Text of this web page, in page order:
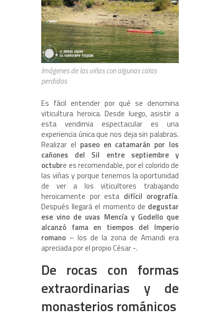
Imágenes de las viñas con algunas calas
perdidas
Es fácil entender por qué se denomina
viticultura heroica. Desde luego, asistir a
esta vendimia espectacular es una
experiencia única que nos deja sin palabras.
Realizar el paseo en catamarán por los
cañones del Sil entre septiembre y
octubre es recomendable, por el colorido de
las viñas y porque tenemos la oportunidad
de ver a los viticultores trabajando
heroicamente por esta difícil orografía.
Después llegará el momento de degustar
ese vino de uvas Mencía y Godello que
alcanzó fama en tiempos del Imperio
romano – los de la zona de Amandi era
apreciada por el propio César -.
De rocas con formas
extraordinarias y de
monasterios románicos